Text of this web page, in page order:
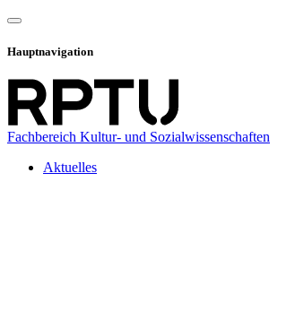
Hauptnavigation
Fachbereich Kultur- und Sozialwissenschaften
Aktuelles